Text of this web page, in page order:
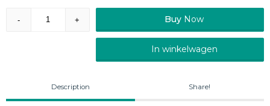
- + Buy Now
In winkelwagen
Description Share!